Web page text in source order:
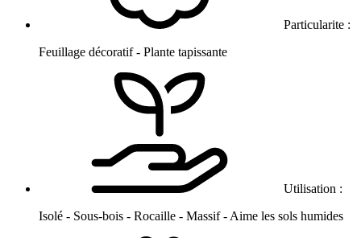
Particularite :
Feuillage décoratif - Plante tapissante
Utilisation :
Isolé - Sous-bois - Rocaille - Massif - Aime les sols humides